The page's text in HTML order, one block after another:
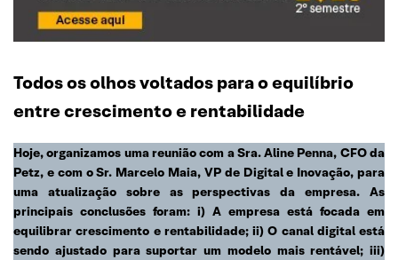
Todos os olhos voltados para o equilíbrio
entre crescimento e rentabilidade
Hoje, organizamos uma reunião com a Sra. Aline Penna, CFO da
Petz, e com o Sr. Marcelo Maia, VP de Digital e Inovação, para
uma atualização sobre as perspectivas da empresa. As
principais conclusões foram: i) A empresa está focada em
equilibrar crescimento e rentabilidade; ii) O canal digital está
sendo ajustado para suportar um modelo mais rentável; iii)